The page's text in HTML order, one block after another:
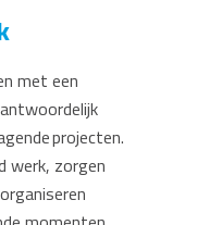
met een
projecten.
werk, zorgen